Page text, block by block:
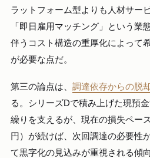
ラットフォーム型よりも人材サー
「即日雇用マッチング」という業
伴うコスト構造の重厚化によって
が必要な点だ。
第三の論点は、 調達依存からの脱
る。シリーズDで積み上げた現預
繰りを支えるが、現在の損失ペー
円）が続けば、次回調達の必要性
て黒字化の見込みが重視される傾